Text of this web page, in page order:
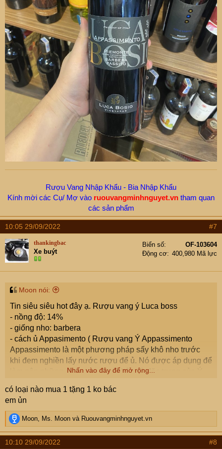
Rượu Vang Nhập Khẩu - Bia Nhập Khẩu
Kính mời các Cụ/ Mợ vào ruouvangminhnguyet.vn tham quan
các sản phẩm
Hotline/ Zalo -New.Moon:0912655199
10:05 29/09/2022 #7
thankingbac
Xe buýt
Biển số
OF-103604
Động cơ
400,980 Mã lực
Moon nói:
Tin siêu siêu hot đây ạ. Rượu vang ý Luca boss
- nồng độ: 14%
- giống nho: barbera
- cách ủ Appasimento ( Rượu vang Ý Appassimento
Appassimento là một phương pháp sấy khô nho trước
khi đem nghiền lấy nước rượu để ủ. Nó được áp dụng để
làm nên những chai rượu tuyệt hảo và đặc trưng của Ý
chín đậm, những chùm nho chất lượng nhất sẽ được lựa
chọn đúng thời điểm để độ ngọt cao nhất. )
- Phân hạng: DOC ( phân hạng cao cấp nhất của ý)
Cái chính là giá siêu yêu: 595k/chai. Mua 2
chai tặng 1 chai cùng loại (km áp dụng cho 10 ngày)
Nhấn vào đây để mở rộng...
có loại nào mua 1 tặng 1 ko bác
em ủn
R
e
a
c
Moon Ms. Moon và Ruouvangminhnguyet.vn
10:10 29/09/2022 #8